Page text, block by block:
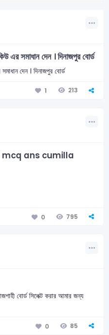
সমাধান দেন । দিনাজপুর বোর্ড
দেন । দিনাজপুর বোর্ড
1 213
mcq ans cumilla
0 795
বোর্ড সিলেক্ট করার আমার জন্য
0 85